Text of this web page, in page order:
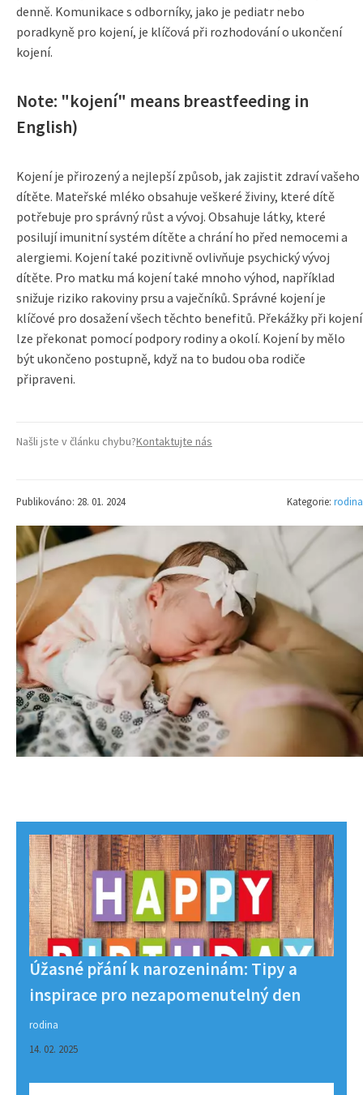
denně. Komunikace s odborníky, jako je pediatr nebo
poradkyně pro kojení, je klíčová při rozhodování o ukončení
kojení.
Note: "kojení" means breastfeeding in
English)
Kojení je přirozený a nejlepší způsob, jak zajistit zdraví vašeho
dítěte. Mateřské mléko obsahuje veškeré živiny, které dítě
potřebuje pro správný růst a vývoj. Obsahuje látky, které
posilují imunitní systém dítěte a chrání ho před nemocemi a
alergiemi. Kojení také pozitivně ovlivňuje psychický vývoj
dítěte. Pro matku má kojení také mnoho výhod, například
snižuje riziko rakoviny prsu a vaječníků. Správné kojení je
klíčové pro dosažení všech těchto benefitů. Překážky při kojení
lze překonat pomocí podpory rodiny a okolí. Kojení by mělo
být ukončeno postupně, když na to budou oba rodiče
připraveni.
Našli jste v článku chybu?Kontaktujte nás
Publikováno: 28. 01. 2024 Kategorie: rodina
Úžasné přání k narozeninám: Tipy a
inspirace pro nezapomenutelný den
rodina
14. 02. 2025